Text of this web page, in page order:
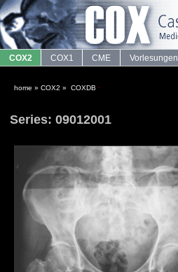
COX2 COX1 CME
home » COX2 » COXDB ·
Series: 09012001